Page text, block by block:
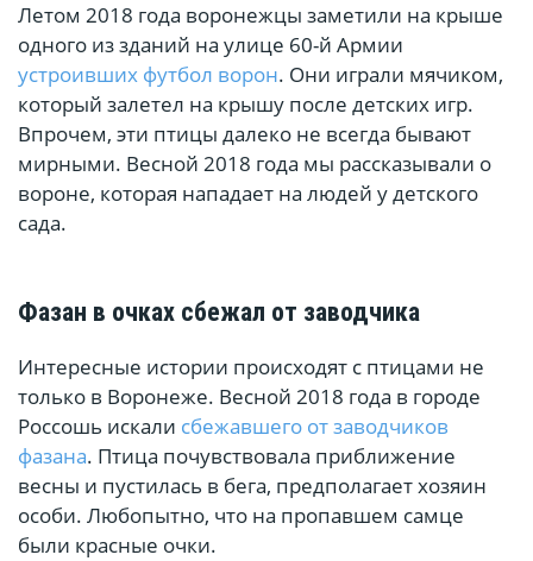
Летом 2018 года воронежцы заметили на крыше
одного из зданий на улице 60-й Армии
устроивших футбол ворон. Они играли мячиком,
который залетел на крышу после детских игр.
Впрочем, эти птицы далеко не всегда бывают
мирными. Весной 2018 года мы рассказывали о
вороне, которая нападает на людей у детского
сада.
Фазан в очках сбежал от заводчика
Интересные истории происходят с птицами не
только в Воронеже. Весной 2018 года в городе
Россошь искали сбежавшего от заводчиков
фазана. Птица почувствовала приближение
весны и пустилась в бега, предполагает хозяин
особи. Любопытно, что на пропавшем самце
были красные очки.